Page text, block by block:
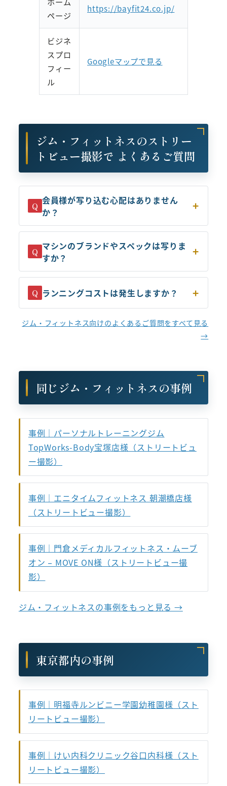
ページ
https://bayfit24.co.jp/
ビジネ
スプロ
フィー
ル
Googleマップで見る
ジム・フィットネスのストリー
トビュー撮影で よくあるご質問
Q 会員様が写り込む心配はありません
か？
Q マシンのブランドやスペックは写りま
すか？
Q ランニングコストは発生しますか？
ジム・フィットネス向けのよくあるご質問をすべて見る
→
同じジム・フィットネスの事例
事例｜パーソナルトレーニングジム
TopWorks-Body宝塚店様（ストリートビュ
ー撮影）
事例｜エニタイムフィットネス 朝潮橋店様
（ストリートビュー撮影）
事例｜門倉メディカルフィットネス・ムーブ
オン – MOVE ON様（ストリートビュー撮
影）
ジム・フィットネスの事例をもっと見る →
東京都内の事例
事例｜明福寺ルンビニー学園幼稚園様（スト
リートビュー撮影）
事例｜けい内科クリニック谷口内科様（スト
リートビュー撮影）